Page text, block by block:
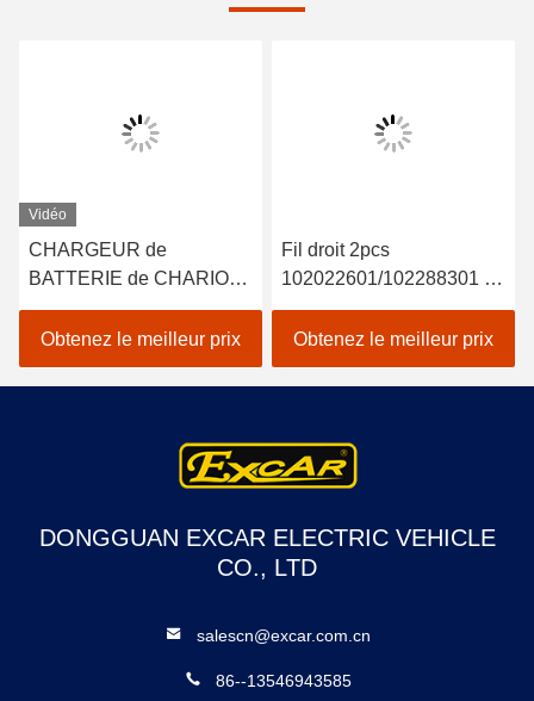
Vidéo
CHARGEUR de
BATTERIE de CHARIOT
de GOLF de 48V 15A
POUR la COURONNE
AVEC DES ERREURS
de TROJAN de
YAMAHA USA de CLUB
BATTERIE de 48 VOLTS
Obtenez le meilleur prix
Fil droit 2pcs
102022601/102288301 de
Rod End 2004-UP de lien
de DS de voiture de club
Obtenez le meilleur prix
DONGGUAN EXCAR ELECTRIC VEHICLE
CO., LTD
salescn@excar.com.cn
86--13546943585